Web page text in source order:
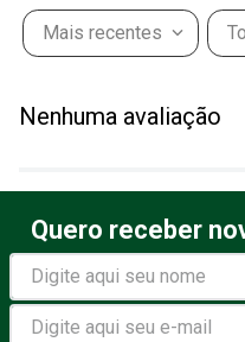
Avalie o produto
estrelas
★★ ★★★
Mais recentes
Nenhuma avaliação
Quero receber